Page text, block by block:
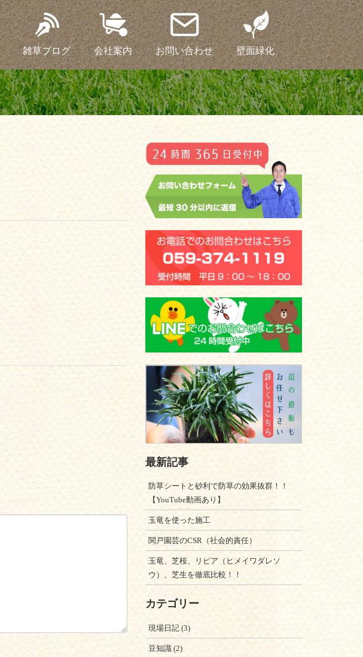
雑草ブログ 会社案内 お問い合わせ 壁面緑化
最新記事
防草シートと砂利で防草の効果抜群！！
【YouTube動画あり】
玉竜を使った施工
関戸園芸のCSR（社会的責任）
玉竜、芝桜、リピア（ヒメイワダレソ
ウ）、芝生を徹底比較！！
カテゴリー
現場日記(3)
豆知識(2)